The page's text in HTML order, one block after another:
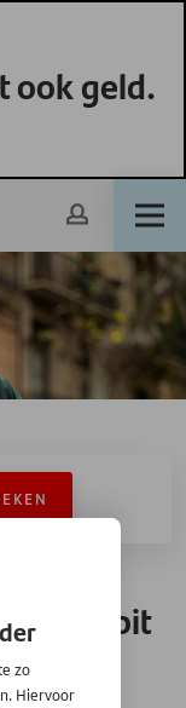
ook geld.
Debit
zo
Hiervoor